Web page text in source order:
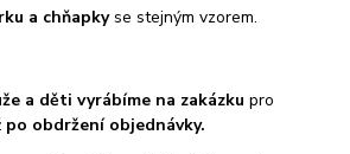
a chňapkyse stejným vzorem.
a dětivyrábíme na zakázku pro
po obdržení objednávky.